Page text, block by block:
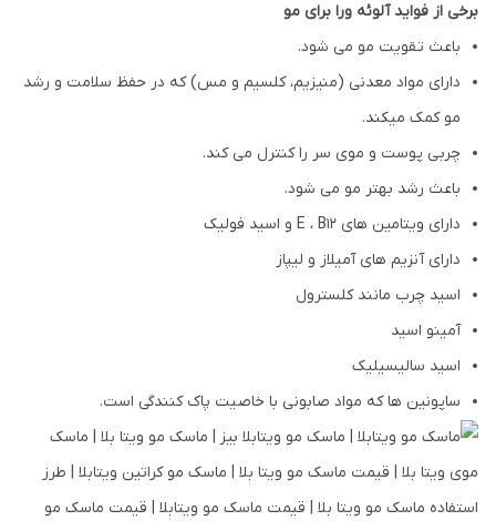
برخی از فواید آلوئه ورا برای مو
باعث تقویت مو می شود.
دارای مواد معدنی (منیزیم، کلسیم و مس) که در حفظ سلامت و رشد
مو کمک میکند.
چربی پوست و موی سر را کنترل می کند.
باعث رشد بهتر مو می شود.
دارای ویتامین های E ، B12 و اسید فولیک
دارای آنزیم های آمیلاز و لیپاز
اسید چرب مانند کلسترول
آمینو اسید
اسید سالیسیلیک
ساپونین ها که مواد صابونی با خاصیت پاک کنندگی است.